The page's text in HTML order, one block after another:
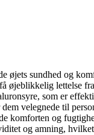
øjets sundhed og
øjeblikkelig lettelse
som er
velegnede til
komforten og
og amning,